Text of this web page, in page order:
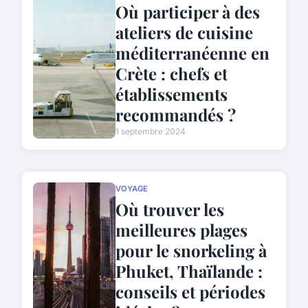
Où participer à des
ateliers de cuisine
méditerranéenne en
Crète : chefs et
établissements
recommandés ?
1 septembre 2024
VOYAGE
Où trouver les
meilleures plages
pour le snorkeling à
Phuket, Thaïlande :
conseils et périodes